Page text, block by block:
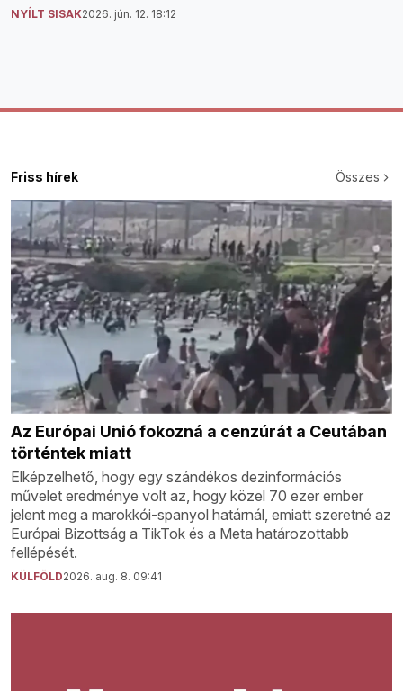
NYÍLT SISAK2026. jún. 12. 18:12
Friss hírek Összes
Az Európai Unió fokozná a cenzúrát a Ceutában
történtek miatt
Elképzelhető, hogy egy szándékos dezinformációs
művelet eredménye volt az, hogy közel 70 ezer ember
jelent meg a marokkói-spanyol határnál, emiatt szeretné az
Európai Bizottság a TikTok és a Meta határozottabb
fellépését.
KÜLFÖLD2026. aug. 8. 09:41